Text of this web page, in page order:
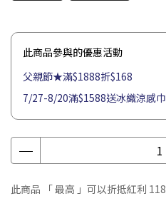
此商品參與的優惠活動
父親節★滿$1888折$168
7/27-8/20滿$1588送冰織涼感巾
此商品 「 最高 」可以折抵紅利 118